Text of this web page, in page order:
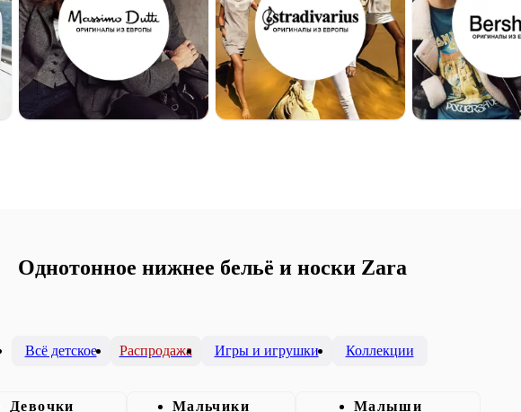
Однотонное нижнее бельё и носки Zara
Всё детское Распродажа Игры и игрушки Коллекции
Девочки
Mальчики
Малыши